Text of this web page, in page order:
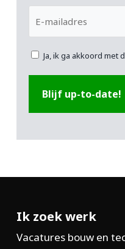
E-
mailadres
Ja, ik ga akkoord met
Ik zoek werk
Vacatures bouw en